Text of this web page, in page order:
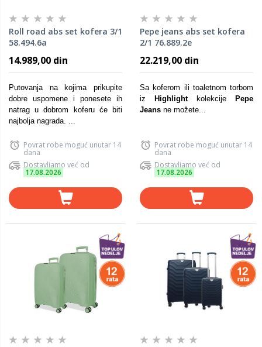
Roll road abs set kofera 3/1
58.494.6a
14.989,00 din
Putovanja na kojima prikupite
dobre uspomene i ponesete ih
natrag u dobrom koferu će biti
najbolja nagrada. ...
Povrat robe moguć unutar 14
dana
Dostavljamo već od
17.08.2026
Pepe jeans abs set kofera
2/1 76.889.2e
22.219,00 din
Sa koferom ili toaletnom torbom
iz
Highlightkolekcije
Pepe
Jeans ne možete...
Povrat robe moguć unutar 14
dana
Dostavljamo već od
17.08.2026